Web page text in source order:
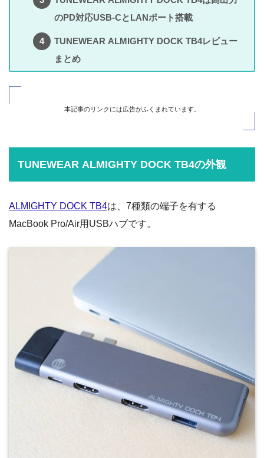
のPD対応USB-CとLANポート搭載
TUNEWEAR ALMIGHTY DOCK TB4レビュー
まとめ
本記事のリンクには広告がふくまれています。
TUNEWEAR ALMIGHTY DOCK TB4の外観
ALMIGHTY DOCK TB4は、7種類の端子を有する
MacBook Pro/Air用USBハブです。